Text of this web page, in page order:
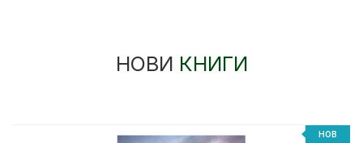
НОВИ КНИГИ
НОВ